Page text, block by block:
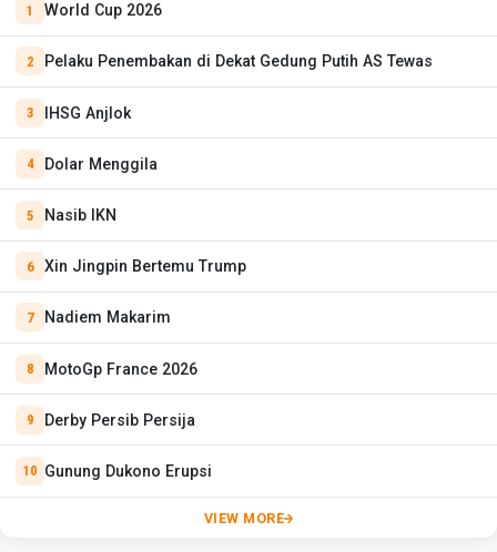
World Cup 2026
Pelaku Penembakan di Dekat Gedung Putih AS Tewas
IHSG Anjlok
Dolar Menggila
Nasib IKN
Xin Jingpin Bertemu Trump
Nadiem Makarim
MotoGp France 2026
Derby Persib Persija
Gunung Dukono Erupsi
VIEW MORE